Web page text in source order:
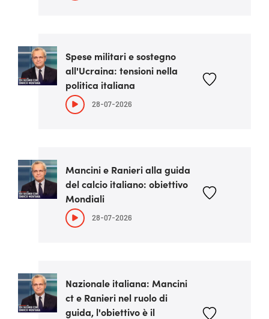
Spese militari e sostegno
all'Ucraina: tensioni nella
politica italiana
28-07-2026
Mancini e Ranieri alla guida
del calcio italiano: obiettivo
Mondiali
28-07-2026
Nazionale italiana: Mancini
ct e Ranieri nel ruolo di
guida, l'obiettivo è il